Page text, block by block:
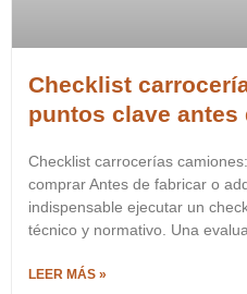
Checklist
puntos clave antes
Checklist carrocerías
comprar Antes de fabricar o
indispensable ejecutar un
técnico y normativo. Una
LEER MÁS »